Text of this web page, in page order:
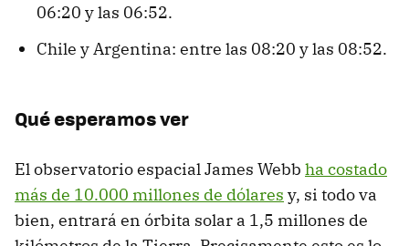
06:20 y las 06:52.
Chile y Argentina: entre las 08:20 y las 08:52.
Qué esperamos ver
El observatorio espacial James Webb ha costado
más de 10.000 millones de dólares y, si todo va
bien, entrará en órbita solar a 1,5 millones de